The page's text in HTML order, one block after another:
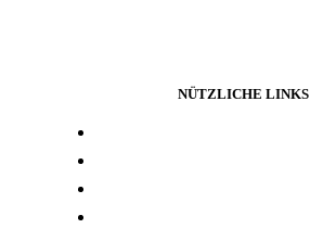
NÜTZLICHE LINKS